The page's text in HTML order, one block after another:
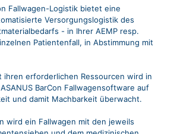
Fallwagen-Logistik bietet eine
Versorgungslogistik des
- in Ihrer AEMP resp.
Patientenfall, in Abstimmung mit
ihren erforderlichen Ressourcen wird in
BarCon Fallwagensoftware auf
und damit Machbarkeit überwacht.
wird ein Fallwagen mit den jeweils